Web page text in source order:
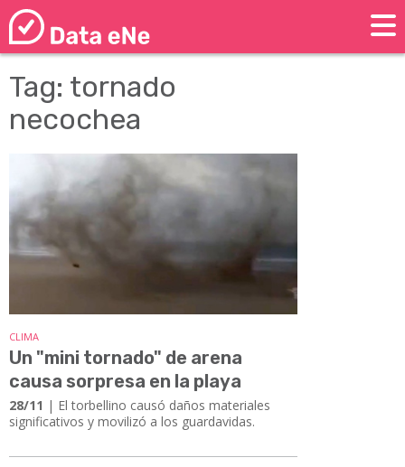
Tag: tornado
necochea
CLIMA
Un "mini tornado" de arena
causa sorpresa en la playa
28/11 | El torbellino causó daños materiales
significativos y movilizó a los guardavidas.